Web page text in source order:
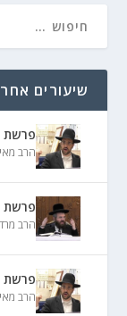
שיעורים
פרשת
הרב
פרשת
הרב
פרשת
הרב